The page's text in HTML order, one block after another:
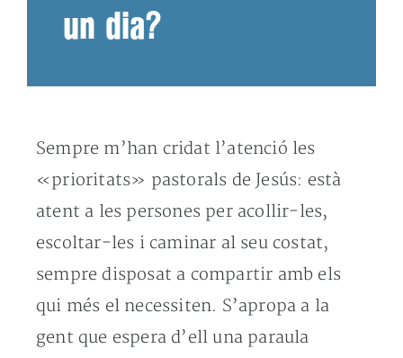
un dia?
Sempre m’han cridat l’atenció les
«prioritats» pastorals de Jesús: està
atent a les persones per acollir-les,
escoltar-les i caminar al seu costat,
sempre disposat a compartir amb els
qui més el necessiten. S’apropa a la
gent que espera d’ell una paraula